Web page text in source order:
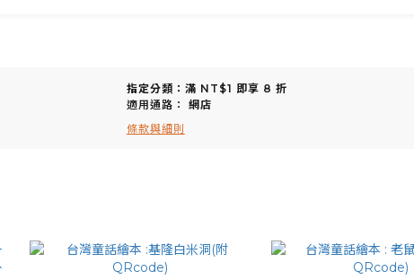
指定分類：滿 NT$1 即享 8 折
適用通路： 網店
條款與細則